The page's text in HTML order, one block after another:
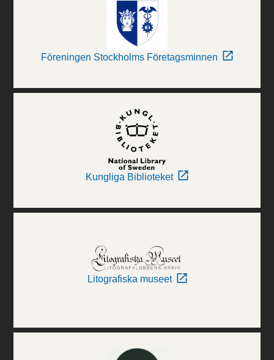
Föreningen Stockholms Företagsminnen
Kungliga Biblioteket
Litografiska museet